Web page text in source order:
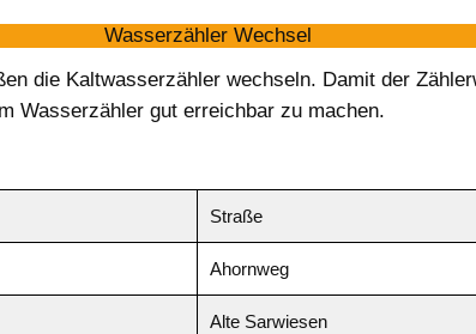
Wasserzähler Wechsel
die Kaltwasserzähler wechseln. Damit der
Wasserzähler gut erreichbar zu machen.
Straße
Ahornweg
Alte Sarwiesen